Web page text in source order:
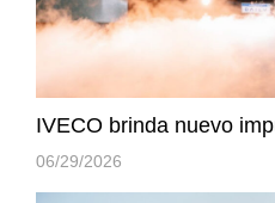
IVECO brinda nuevo
06/29/2026